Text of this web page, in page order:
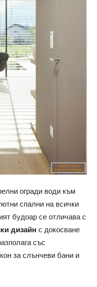
огради води към
спални на всички
будоар се отличава с
дизайн с докосване
със
за слънчеви бани и